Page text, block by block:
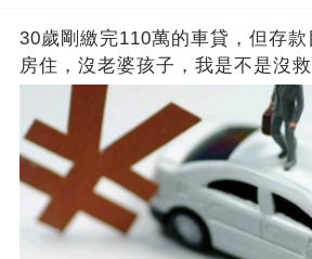
30歲剛繳完110萬的車貸，但存款
房住，沒老婆孩子，我是不是沒救